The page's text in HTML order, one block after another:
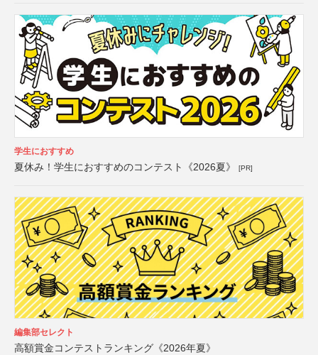
学生におすすめ
夏休み！学生におすすめのコンテスト《2026夏》 [PR]
編集部セレクト
高額賞金コンテストランキング《2026年夏》